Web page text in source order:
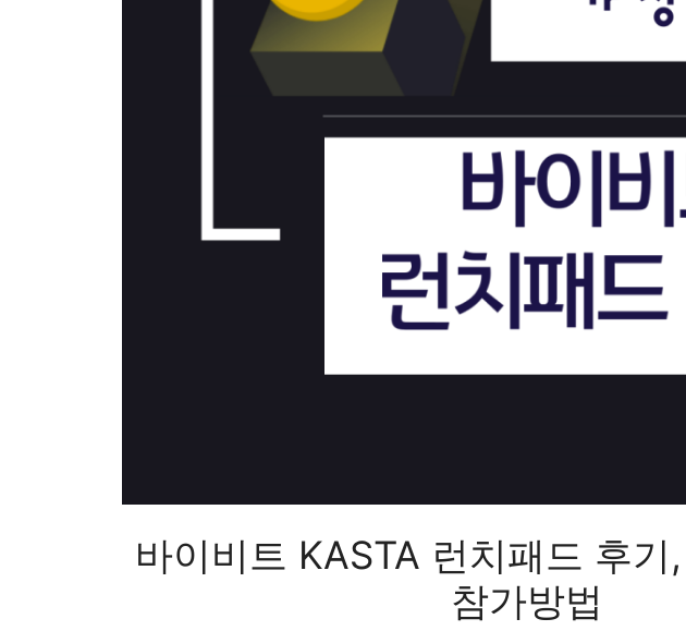
바이비트 KASTA 런치패드 후기
참가방법